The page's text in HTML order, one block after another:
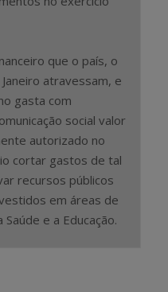
que o país, o
atravessam, e
gasta com
social valor
autorizado no
cortar gastos de tal
recursos públicos
em áreas de
e a Educação.